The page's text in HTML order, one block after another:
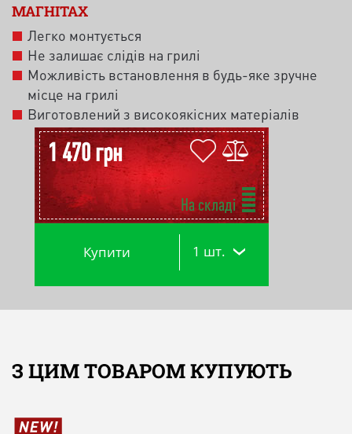
МАГНІТАХ
Легко монтується
Не залишає слідів на грилі
Можливість встановлення в будь-яке зручне
місце на грилі
Виготовлений з високоякісних матеріалів
1 470 грн
На складі
Купити 1 шт.
З ЦИМ ТОВАРОМ КУПУЮТЬ